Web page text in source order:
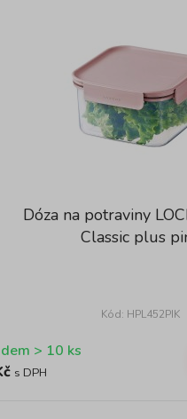
Dóza na potraviny
Classic plus
Kód: HPL452PIK
Skladem > 10 ks
s DPH